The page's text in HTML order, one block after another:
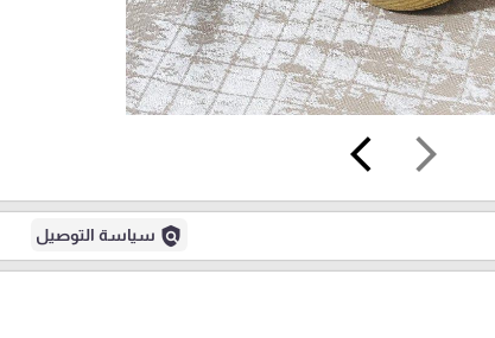
arrow_forward_ios
arrow_back_ios
policy سياسة التوصيل